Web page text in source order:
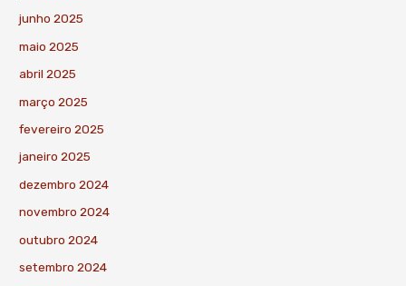
junho 2025
maio 2025
abril 2025
março 2025
fevereiro 2025
janeiro 2025
dezembro 2024
novembro 2024
outubro 2024
setembro 2024